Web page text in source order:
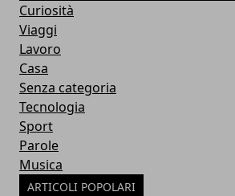
Curiosità
Viaggi
Lavoro
Casa
Senza categoria
Tecnologia
Sport
Parole
Musica
ARTICOLI POPOLARI